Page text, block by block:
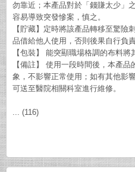
勿靠近；本產品對於「錢賺太少」
容易導致突發慘案，慎之。
【貯藏】定時將該產品轉移至驚險
品借給他人使用，否則後果自行負責
【包裝】 能突顯職場格調的布料將
【備註】 使用一段時間後，本產
象，不影響正常使用；如有其他影
可送至醫院相關科室進行維修。
... (116)